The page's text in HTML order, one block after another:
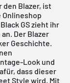
den Blazer, ist
Onlineshop
GS zieht ihr
Der Blazer
Geschichte.
Look und
dass dieser
Style wird. Mit